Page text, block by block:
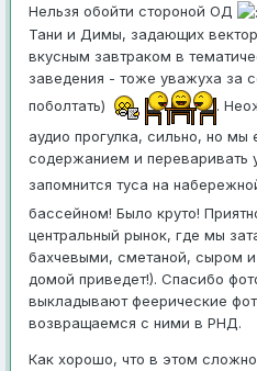
Нельзя обойти стороной ОД
Тани и Димы, задающих
вкусным завтраком в
заведения - тоже уважуха за
поболтать)
.
аудио прогулка, сильно, но
содержанием и переваривать
запомнится туса на
бассейном! Было круто!
центральный рынок, где мы
бахчевыми, сметаной, сыром
домой приведет!). Спасибо
выкладывают феерические
возвращаемся с ними в РНД.
Как хорошо, что в этом